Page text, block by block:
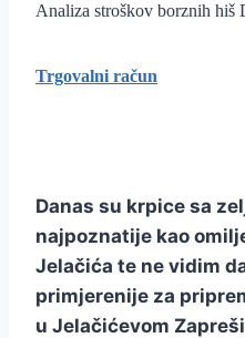
Analiza stroškov borznih hiš
Trgovalni račun
Danas su krpice sa
najpoznatije kao
Jelačića te ne vidim
primjerenije za
u Jelačićevom